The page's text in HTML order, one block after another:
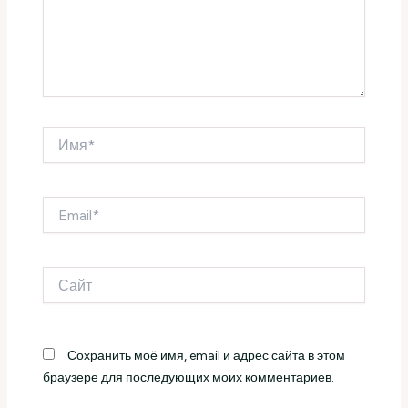
Сохранить моё имя, email и адрес сайта в этом
браузере для последующих моих комментариев.